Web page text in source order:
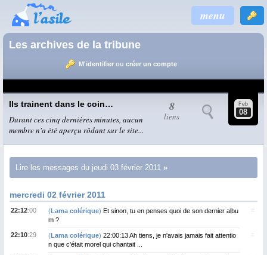
menu
Les archives de la tribune
M'identifierou créer un compte
Feb
08
8
liens
Ils trainent dans le coin…
Durant ces cinq dernières minutes, aucun
membre n'a été aperçu rôdant sur le site...
Lire les messages du jeudi 03 février 2011
mercredi 02 février 2011
22:12:00 (Lama colérique) Et sinon, tu en penses quoi de son dernier albu
m ?
22:10:29 (Lama colérique) 22:00:13 Ah tiens, je n'avais jamais fait attentio
n que c'était morel qui chantait ...